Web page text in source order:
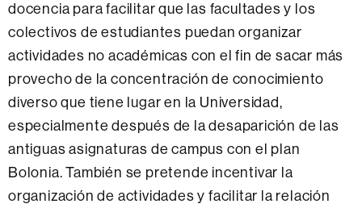
docencia para facilitar que las facultades y los
colectivos de estudiantes puedan organizar
actividades no académicas con el fin de sacar más
provecho de la concentración de conocimiento
diverso que tiene lugar en la Universidad,
especialmente después de la desaparición de las
antiguas asignaturas de campus con el plan
Bolonia. También se pretende incentivar la
organización de actividades y facilitar la relación